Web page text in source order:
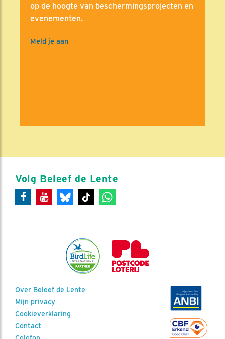
op de hoogte van beschermingsprojecten en
evenementen.
Meld je aan
Volg Beleef de Lente
Over Beleef de Lente
Mijn privacy
Cookieverklaring
Contact